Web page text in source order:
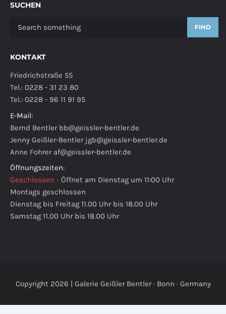
SUCHEN
FIND
KONTAKT
Friedrichstraße 55
Tel.: 0228 - 31 23 80
Tel.: 0228 - 96 11 91 95
E-Mail:
Bernd Bentler bb@geissler-bentler.de
Jenny Geißler-Bentler jgb@geissler-bentler.de
Anne Fohrer af@geissler-bentler.de
Öffnungszeiten:
Geschlossen · Öffnet am Dienstag um 11:00 Uhr
Montags geschlossen
Dienstag bis Freitag 11.00 Uhr bis 18.00 Uhr
Samstag 11.00 Uhr bis 18.00 Uhr
Copyright 2026 | Galerie Geißler Bentler · Bonn · Germany